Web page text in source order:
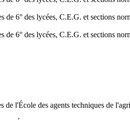
6° des lycées, C.E.G. et sections
6° des lycées, C.E.G. et sections
l'École des agents techniques de